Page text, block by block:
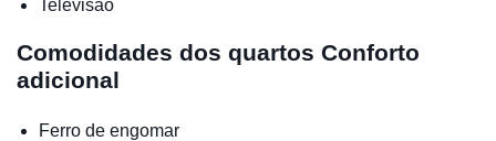
Televisão
Comodidades dos quartos Conforto
adicional
Ferro de engomar